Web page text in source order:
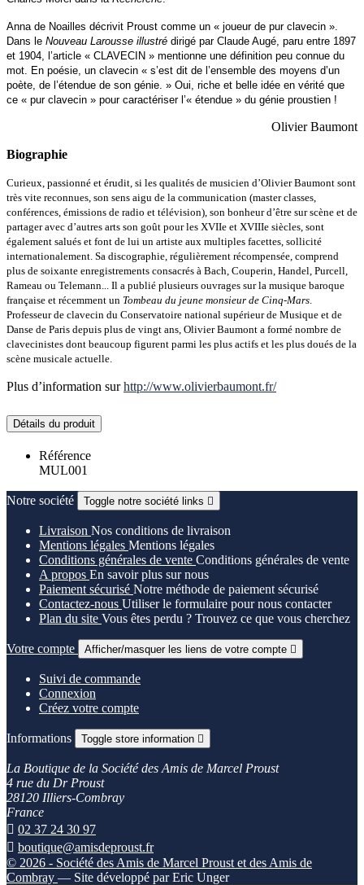
Anna de Noailles décrivit Proust comme un « joueur de pur clavecin ».
Dans le Nouveau Larousse illustré dirigé par Claude Augé, paru entre 1897
et 1904, l’article « CLAVECIN » mentionne une définition peu connue du
mot. En poésie, un clavecin « s’est dit de l’ensemble des moyens d’un
poète, de l’étendue de son génie. » Oui, riche et belle idée en vérité que
ce « pur clavecin » pour caractériser l’« étendue » du génie proustien !
Olivier Baumont
Biographie
Curieux, passionné et érudit, si les qualités de musicien d’Olivier Baumont sont
très vite reconnues, son sens aigu de la communication (master classes,
conférences, émissions de radio et télévision), son bonheur d’être sur scène et de
partager avec d’autres arts son goût pour les XVIIe et XVIIIe siècles, sont
également salués et font de lui un artiste aux multiples facettes, sollicité
internationalement. Sa discographie, régulièrement récompensée, comprend
plus de soixante enregistrements consacrés à Bach, Couperin, Handel, Purcell,
Rameau ou Telemann... Il a publié plusieurs ouvrages sur la musique baroque
française et récemment un Tombeau du jeune monsieur de Cinq-Mars
Professeur de clavecin du Conservatoire national supérieur de Musique et de
Danse de Paris depuis plus de vingt ans, Olivier Baumont a formé nombre de
clavecinistes dont beaucoup figurent parmi les plus actifs et les plus doués de la
scène musicale actuelle.
Plus d’information surhttp://www.olivierbaumont.fr/
Détails du produit
Référence
MUL001
Notre société Toggle notre société links 
Livraison Nos conditions de livraison
Mentions légales Mentions légales
Conditions générales de vente Conditions générales de vente
A propos En savoir plus sur nous
Paiement sécurisé Notre méthode de paiement sécurisé
Contactez-nous Utiliser le formulaire pour nous contacter
Plan du site Vous êtes perdu ? Trouvez ce que vous cherchez
Votre compte Afficher/masquer les liens de votre compte 
Suivi de commande
Connexion
Créez votre compte
Informations Toggle store information 
La Boutique de la Société des Amis de Marcel Proust
4 rue du Dr Proust
28120 Illiers-Combray
France
 02 37 24 30 97
 boutique@amisdeproust.fr
© 2026 - Société des Amis de Marcel Proust et des Amis de
Combray — Site développé par Eric Unger